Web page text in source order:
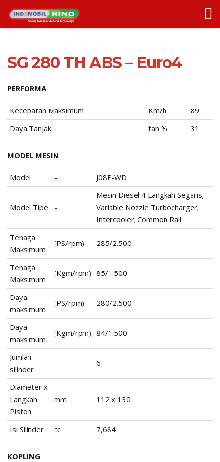
SG 280 TH ABS – Euro4
PERFORMA
Kecepatan Maksimum Km/h
89
Daya Tanjak
tan % 31
MODEL MESIN
Model – J08E-WD
Model Tipe –
Mesin Diesel 4 Langkah Segaris;
Variable Nozzle Turbocharger;
Intercooler; Common Rail
Tenaga
Maksimum
(PS/rpm) 285/2.500
Tenaga
Maksimum
(Kgm/rpm) 85/1.500
Daya
maksimum
(PS/rpm) 280/2.500
Daya
maksimum
(Kgm/rpm) 84/1.500
Jumlah
silinder
– 6
Diameter x
Langkah
Piston
mm 112 x 130
Isi Silinder cc 7,684
KOPLING